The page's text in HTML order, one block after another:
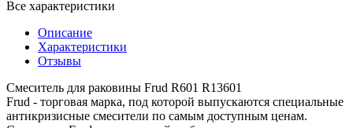
Все характеристики
Описание
Характеристики
Отзывы
Смеситель для раковины Frud R601 R13601
Frud - торговая марка, под которой выпускаются специальные
антикризисные смесители по самым доступным ценам.